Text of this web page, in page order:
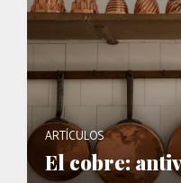
ARTÍCULOS
El cobre: